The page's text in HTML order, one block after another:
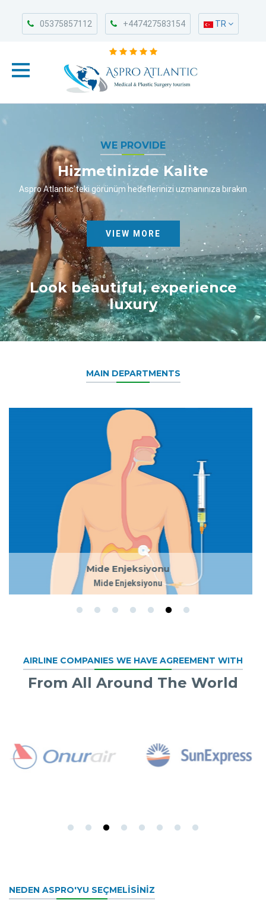
05375857112 +447427583154 TR
WE PROVIDE
Hizmetinizde Kalite
Aspro Atlantic'teki görünüm hedeflerinizi uzmanınıza bırakın
VIEW MORE
Look beautiful, experience
luxury
MAIN DEPARTMENTS
CİNSİYET DEĞİŞTİRME
CİNSİYET DEĞİŞTİRME
AIRLINE COMPANIES WE HAVE AGREEMENT WITH
From All Around The World
NEDEN ASPRO'YU SEÇMELİSİNİZ